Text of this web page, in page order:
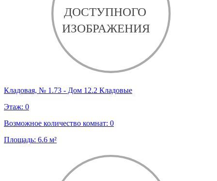
Кладовая, № 1.73 - Дом 12.2 Кладовые
Этаж: 0
Возможное количество комнат: 0
Площадь: 6.6 м²